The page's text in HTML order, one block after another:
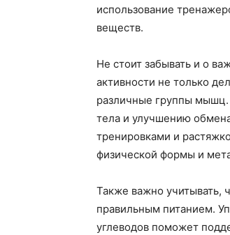
использование
веществ.
Не стоит забывать и о
активности не только
различные группы мышц.
тела и улучшению
тренировками и
физической формы и
Также важно учитывать,
правильным питанием.
углеводов поможет